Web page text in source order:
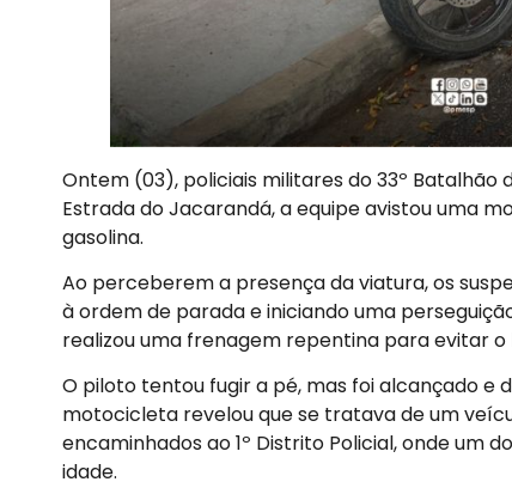
Ontem (03), policiais militares do 33º
Estrada do Jacarandá, a equipe avistou uma
gasolina.
Ao perceberem a presença da viatura, os
à ordem de parada e iniciando uma
realizou uma frenagem repentina para evitar o
O piloto tentou fugir a pé, mas foi alcançado e
motocicleta revelou que se tratava de um
encaminhados ao 1º Distrito Policial, onde um
idade.